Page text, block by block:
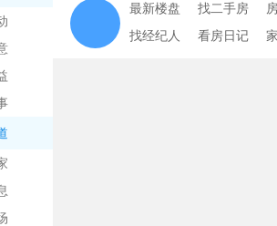
最新楼盘 找二手房
找经纪人
看房日记